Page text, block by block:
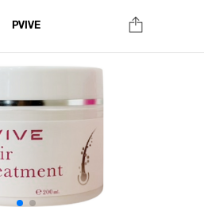
PVIVE